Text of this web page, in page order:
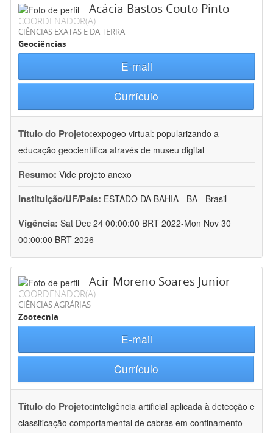
Acácia Bastos Couto Pinto
COORDENADOR(A)
CIÊNCIAS EXATAS E DA TERRA
Geociências
E-mail
Currículo
Título do Projeto:expogeo virtual: popularizando a
educação geocientífica através de museu digital
Resumo: Vide projeto anexo
Instituição/UF/País: ESTADO DA BAHIA - BA - Brasil
Vigência: Sat Dec 24 00:00:00 BRT 2022-Mon Nov 30
00:00:00 BRT 2026
Acir Moreno Soares Junior
COORDENADOR(A)
CIÊNCIAS AGRÁRIAS
Zootecnia
E-mail
Currículo
Título do Projeto:inteligência artificial aplicada à detecção e
classificação comportamental de cabras em confinamento